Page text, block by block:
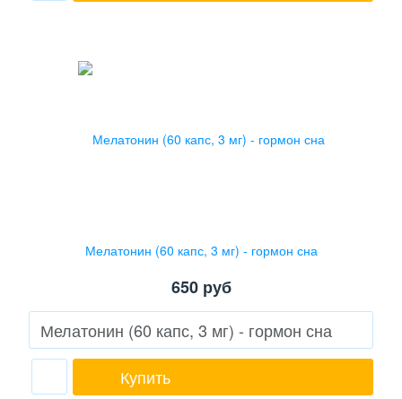
Мелатонин (60 капс, 3 мг) - гормон сна
650руб
Купить